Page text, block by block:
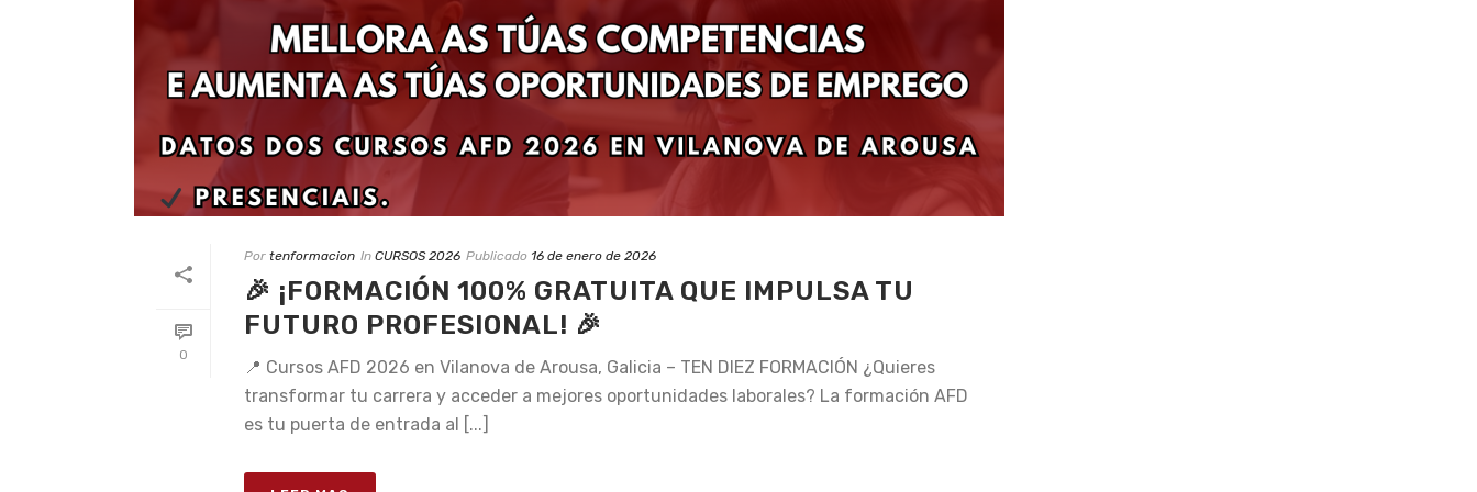
0
Por tenformacion In CURSOS 2026 Publicado 16 de enero de 2026
🎉 ¡FORMACIÓN 100% GRATUITA QUE IMPULSA TU
FUTURO PROFESIONAL! 🎉
📍 Cursos AFD 2026 en Vilanova de Arousa, Galicia – TEN DIEZ FORMACIÓN ¿Quieres
transformar tu carrera y acceder a mejores oportunidades laborales? La formación AFD
es tu puerta de entrada al [...]